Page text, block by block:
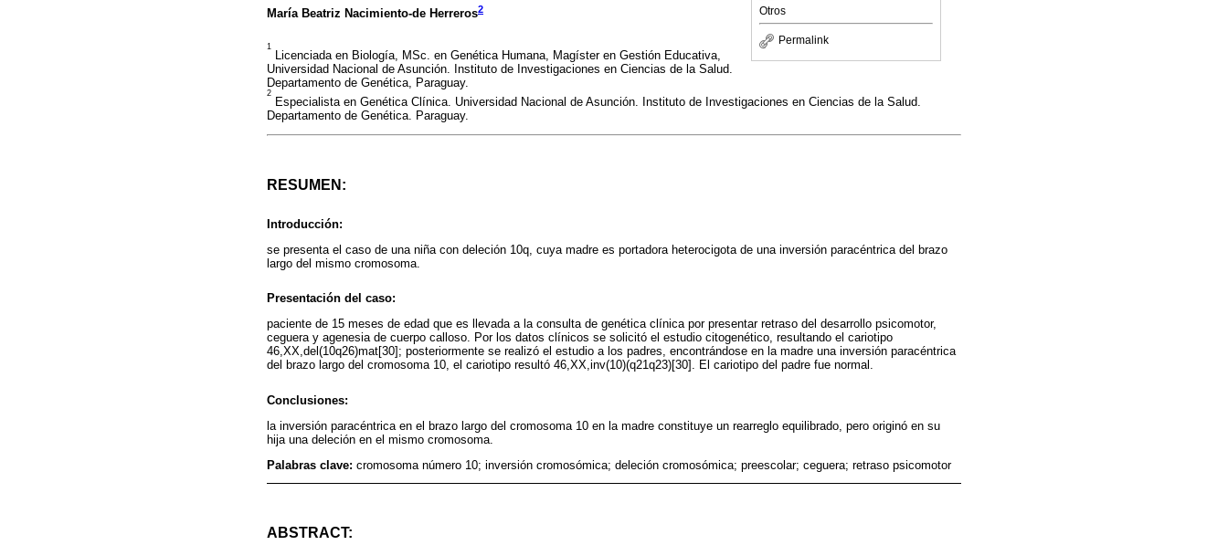
Otros
Permalink
María Beatriz Nacimiento-de Herreros2
1
Licenciada en Biología, MSc. en Genética Humana, Magíster en Gestión Educativa,
Universidad Nacional de Asunción. Instituto de Investigaciones en Ciencias de la Salud.
Departamento de Genética, Paraguay.
2
Especialista en Genética Clínica. Universidad Nacional de Asunción. Instituto de Investigaciones en Ciencias de la Salud.
Departamento de Genética. Paraguay.
RESUMEN:
Introducción:
se presenta el caso de una niña con deleción 10q, cuya madre es portadora heterocigota de una inversión paracéntrica del brazo
largo del mismo cromosoma.
Presentación del caso:
paciente de 15 meses de edad que es llevada a la consulta de genética clínica por presentar retraso del desarrollo psicomotor,
ceguera y agenesia de cuerpo calloso. Por los datos clínicos se solicitó el estudio citogenético, resultando el cariotipo
46,XX,del(10q26)mat[30]; posteriormente se realizó el estudio a los padres, encontrándose en la madre una inversión paracéntrica
del brazo largo del cromosoma 10, el cariotipo resultó 46,XX,inv(10)(q21q23)[30]. El cariotipo del padre fue normal.
Conclusiones:
la inversión paracéntrica en el brazo largo del cromosoma 10 en la madre constituye un rearreglo equilibrado, pero originó en su
hija una deleción en el mismo cromosoma.
Palabras clave: cromosoma número 10; inversión cromosómica; deleción cromosómica; preescolar; ceguera; retraso psicomotor
ABSTRACT: